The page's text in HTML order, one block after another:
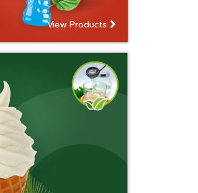
View Products